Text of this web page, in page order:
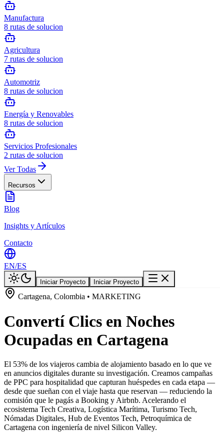
Manufactura
8 rutas de solucion
Agricultura
7 rutas de solucion
Automotriz
8 rutas de solucion
Energía y Renovables
8 rutas de solucion
Servicios Profesionales
2 rutas de solucion
Ver Todas
Recursos
Blog
Insights y Artículos
Contacto
EN/ES
Iniciar Proyecto Iniciar Proyecto
Cartagena, Colombia • MARKETING
Convertí Clics en Noches
Ocupadas en Cartagena
El 53% de los viajeros cambia de alojamiento basado en lo que ve
en anuncios digitales durante su investigación. Creamos campañas
de PPC para hospitalidad que capturan huéspedes en cada etapa —
desde que sueñan con el viaje hasta que reservan — reduciendo la
comisión que le pagás a Booking y Airbnb. Acelerando el
ecosistema Tech Creativa, Logística Marítima, Turismo Tech,
Nómadas Digitales, Hub de Eventos Tech, Petroquímica de
Cartagena con ingeniería de nivel Silicon Valley.